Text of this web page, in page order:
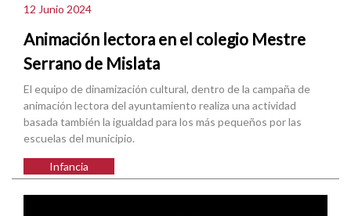
12 Junio 2024
Animación lectora en el colegio Mestre
Serrano de Mislata
El equipo de dinamización cultural, dentro de la campaña de
animación lectora del ayuntamiento realiza una actividad
basada también la igualdad para los más pequeños por las
escuelas del municipio.
Infancia